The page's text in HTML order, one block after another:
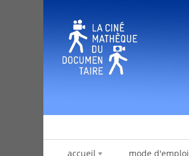
accueil mode d'emploi